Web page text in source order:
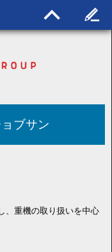
ブサン
、重機の取り扱いを中心